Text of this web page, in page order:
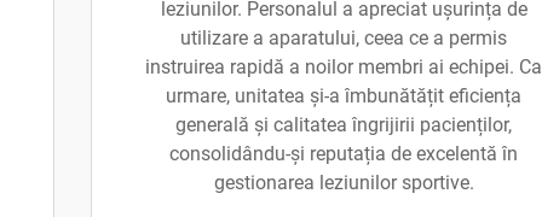
leziunilor. Personalul a apreciat ușurința de
utilizare a aparatului, ceea ce a permis
instruirea rapidă a noilor membri ai echipei. Ca
urmare, unitatea și-a îmbunătățit eficiența
generală și calitatea îngrijirii pacienților,
consolidându-și reputația de excelentă în
gestionarea leziunilor sportive.